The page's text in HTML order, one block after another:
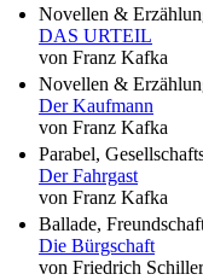
Novellen &
DAS URTEIL
von Franz Kafka
Novellen &
Der Kaufmann
von Franz Kafka
Parabel,
Der Fahrgast
von Franz Kafka
Ballade,
Die Bürgschaft
von Friedrich Schiller